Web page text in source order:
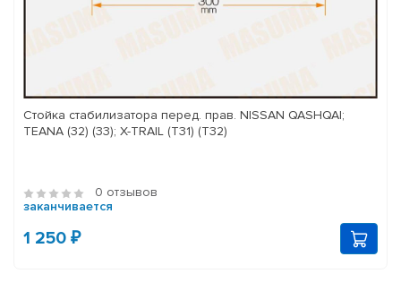
Стойка стабилизатора перед. прав. NISSAN QASHQAI;
TEANA (32) (33); X-TRAIL (T31) (T32)
0 отзывов
заканчивается
1 250 ₽